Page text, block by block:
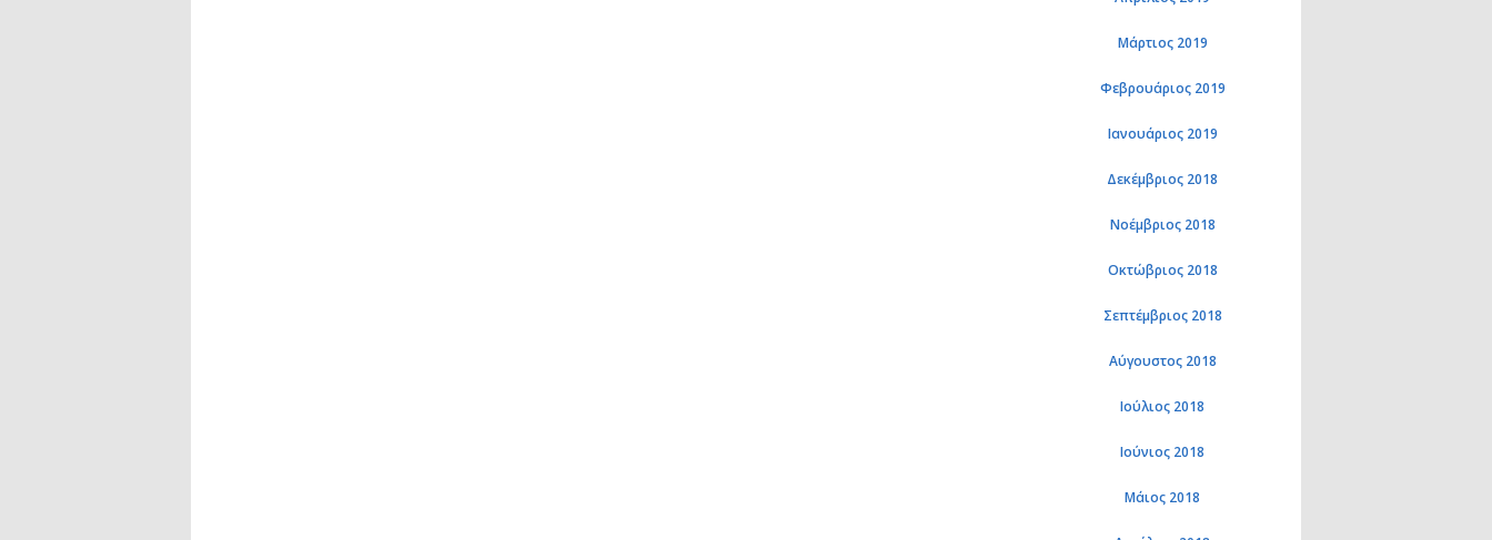
Μάρτιος 2019
Φεβρουάριος 2019
Ιανουάριος 2019
Δεκέμβριος 2018
Νοέμβριος 2018
Οκτώβριος 2018
Σεπτέμβριος 2018
Αύγουστος 2018
Ιούλιος 2018
Ιούνιος 2018
Μάιος 2018